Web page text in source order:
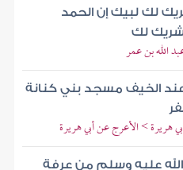
لك لبيك إن الحمد
شريك لك
الله بن عمر
عند الخيف مسجد بني كنانة
هريرة > الأعرج عن أبي هريرة
عليه وسلم من عرفة